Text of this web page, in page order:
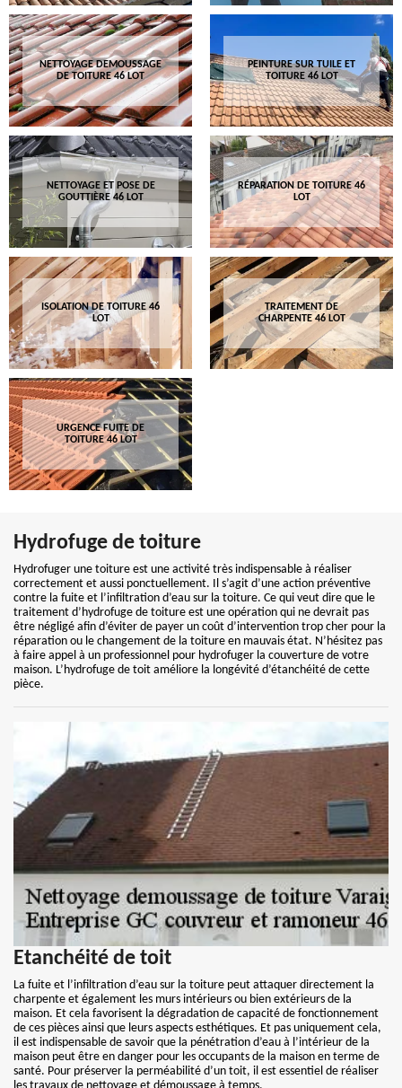
NETTOYAGE DEMOUSSAGE
DE TOITURE 46 LOT
PEINTURE SUR TUILE ET
TOITURE 46 LOT
NETTOYAGE ET POSE DE
GOUTTIÈRE 46 LOT
RÉPARATION DE TOITURE 46
LOT
ISOLATION DE TOITURE 46
LOT
TRAITEMENT DE
CHARPENTE 46 LOT
URGENCE FUITE DE
TOITURE 46 LOT
Hydrofuge de toiture
Hydrofuger une toiture est une activité très indispensable à réaliser
correctement et aussi ponctuellement. Il s’agit d’une action préventive
contre la fuite et l’infiltration d’eau sur la toiture. Ce qui veut dire que le
traitement d’hydrofuge de toiture est une opération qui ne devrait pas
être négligé afin d’éviter de payer un coût d’intervention trop cher pour la
réparation ou le changement de la toiture en mauvais état. N’hésitez pas
à faire appel à un professionnel pour hydrofuger la couverture de votre
maison. L’hydrofuge de toit améliore la longévité d’étanchéité de cette
pièce.
Etanchéité de toit
La fuite et l’infiltration d’eau sur la toiture peut attaquer directement la
charpente et également les murs intérieurs ou bien extérieurs de la
maison. Et cela favorisent la dégradation de capacité de fonctionnement
de ces pièces ainsi que leurs aspects esthétiques. Et pas uniquement cela,
il est indispensable de savoir que la pénétration d’eau à l’intérieur de la
maison peut être en danger pour les occupants de la maison en terme de
santé. Pour préserver la perméabilité d’un toit, il est essentiel de réaliser